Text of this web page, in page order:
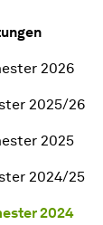
2026
2025/26
2025
2024/25
2024